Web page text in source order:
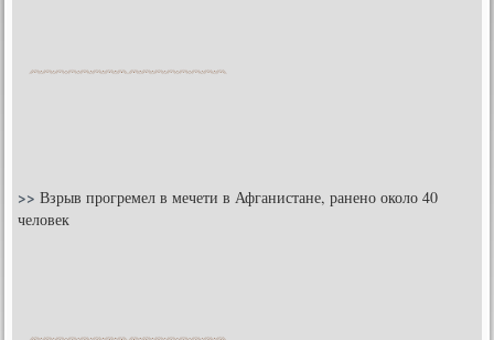
>>Взрыв прогремел в мечети в Афганистане, ранено около 40
человек